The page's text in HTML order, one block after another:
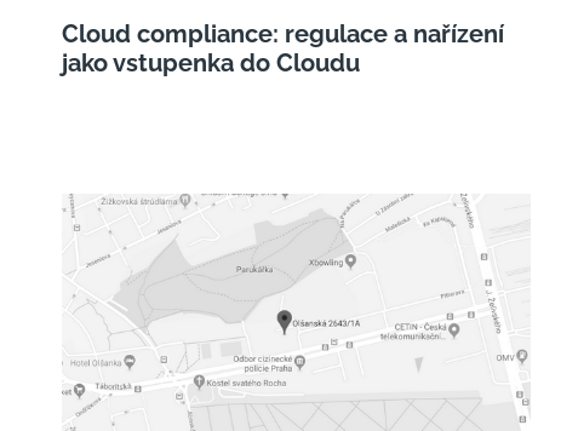
Cloud compliance: regulace a nařízení
jako vstupenka do Cloudu